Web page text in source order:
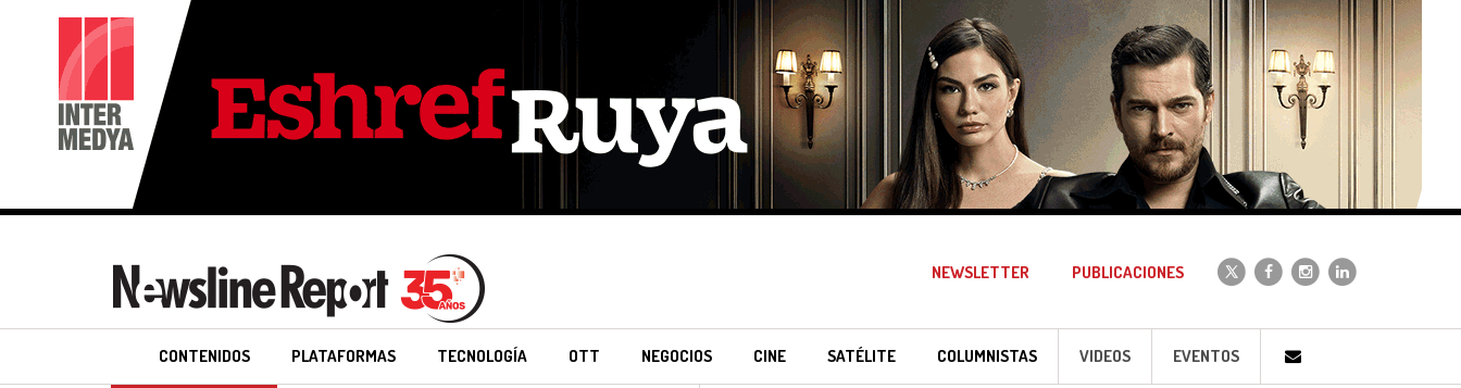
NEWSLETTER PUBLICACIONES
CONTENIDOS PLATAFORMAS TECNOLOGÍA OTT NEGOCIOS CINE SATÉLITE COLUMNISTAS VIDEOS EVENTOS